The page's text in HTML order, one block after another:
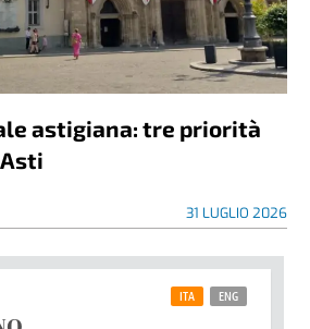
astigiana: tre priorità
31 LUGLIO 2026